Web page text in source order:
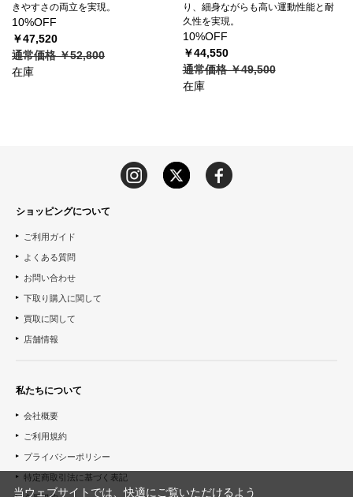
きやすさの両立を実現。
10%OFF
￥47,520
通常価格 ￥52,800
在庫
り、細身ながらも高い運動性能と耐
久性を実現。
10%OFF
￥44,550
通常価格 ￥49,500
在庫
ショッピングについて
ご利用ガイド
よくある質問
お問い合わせ
下取り購入に関して
買取に関して
店舗情報
私たちについて
会社概要
ご利用規約
プライバシーポリシー
特定商取引法に基づく表記
当ウェブサイトでは、快適にご覧いただけるよう